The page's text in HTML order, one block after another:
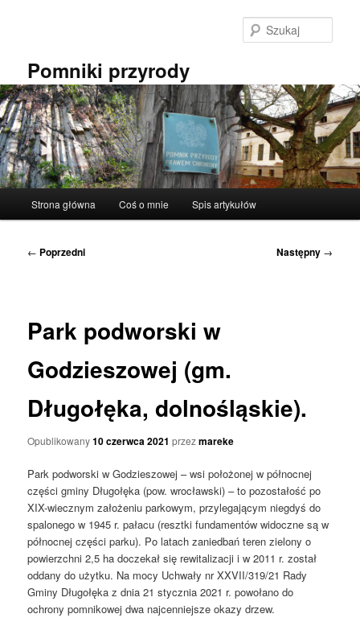
Pomniki przyrody
Strona główna Coś o mnie Spis artykułów
Nawigacja
← Poprzedni Następny →
Park podworski w
Godzieszowej (gm.
Długołęka, dolnośląskie).
Opublikowany10 czerwca 2021 przezmareke
Park podworski w Godzieszowej – wsi położonej w północnej
części gminy Długołęka (pow. wrocławski) – to pozostałość po
XIX-wiecznym założeniu parkowym, przylegającym niegdyś do
spalonego w 1945 r. pałacu (resztki fundamentów widoczne są w
północnej części parku). Po latach zaniedbań teren zielony o
powierzchni 2,5 ha doczekał się rewitalizacji i w 2011 r. został
oddany do użytku. Na mocy Uchwały nr XXVII/319/21 Rady
Gminy Długołęka z dnia 21 stycznia 2021 r. powołano do
ochrony pomnikowej dwa najcenniejsze okazy drzew.